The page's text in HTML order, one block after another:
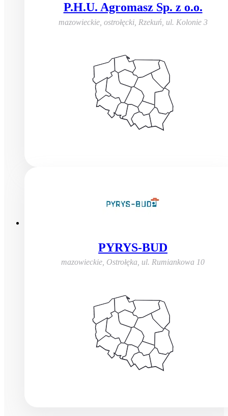
P.H.U. Agromasz Sp. z o.o.
mazowieckie, ostrołęcki, Rzekuń, ul. Kolonie 3
PYRYS-BUD
mazowieckie, Ostrołęka ul. Rumiankowa 10